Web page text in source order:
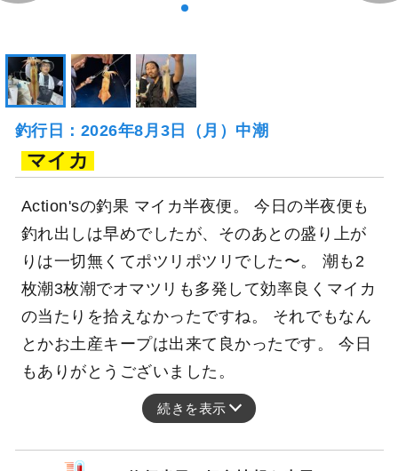
釣行日：2026年8月3日（月）中潮
マイカ
Action'sの釣果 マイカ半夜便。 今日の半夜便も
釣れ出しは早めでしたが、そのあとの盛り上が
りは一切無くてポツリポツリでした〜。 潮も2
枚潮3枚潮でオマツリも多発して効率良くマイカ
の当たりを拾えなかったですね。 それでもなん
とかお土産キープは出来て良かったです。 今日
もありがとうございました。
続きを表示